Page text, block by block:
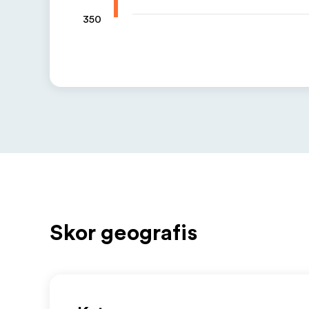
350
Skor geografis